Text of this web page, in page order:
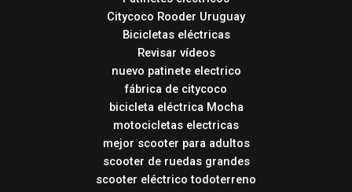
Citycoco Rooder Uruguay
Bicicletas eléctricas
Revisar vídeos
nuevo patinete electrico
fábrica de citycoco
bicicleta eléctrica Mocha
motocicletas electricas
mejor scooter para adultos
scooter de ruedas grandes
scooter eléctrico todoterreno